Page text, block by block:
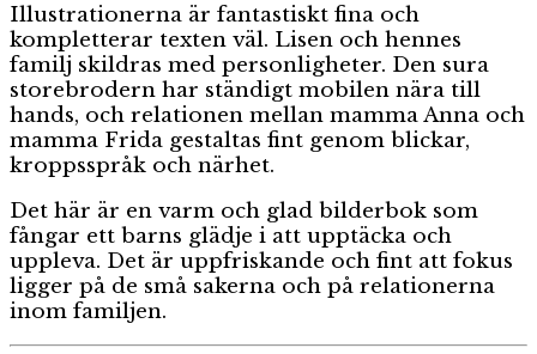
Illustrationerna är fantastiskt fina och
kompletterar texten väl. Lisen och hennes
familj skildras med personligheter. Den sura
storebrodern har ständigt mobilen nära till
hands, och relationen mellan mamma Anna och
mamma Frida gestaltas fint genom blickar,
kroppsspråk och närhet.
Det här är en varm och glad bilderbok som
fångar ett barns glädje i att upptäcka och
uppleva. Det är uppfriskande och fint att fokus
ligger på de små sakerna och på relationerna
inom familjen.